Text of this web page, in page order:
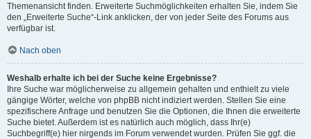
Themenansicht finden. Erweiterte Suchmöglichkeiten erhalten Sie, indem Sie
den „Erweiterte Suche“-Link anklicken, der von jeder Seite des Forums aus
verfügbar ist.
Nach oben
Weshalb erhalte ich bei der Suche keine Ergebnisse?
Ihre Suche war möglicherweise zu allgemein gehalten und enthielt zu viele
gängige Wörter, welche von phpBB nicht indiziert werden. Stellen Sie eine
spezifischere Anfrage und benutzen Sie die Optionen, die Ihnen die erweiterte
Suche bietet. Außerdem ist es natürlich auch möglich, dass Ihr(e)
Suchbegriff(e) hier nirgends im Forum verwendet wurden. Prüfen Sie ggf. die